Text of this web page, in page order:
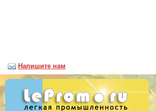
Напишите нам